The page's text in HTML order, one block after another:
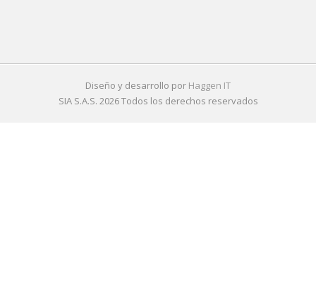
Diseño y desarrollo por Haggen IT
SIA S.A.S. 2026 Todos los derechos reservados